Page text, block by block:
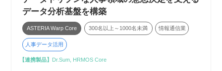
データ分析基盤を構築
ASTERIA Warp Core 300名以上～1000名未満 情報通信業
人事データ活用
【連携製品】 Dr.Sum, HRMOS Core